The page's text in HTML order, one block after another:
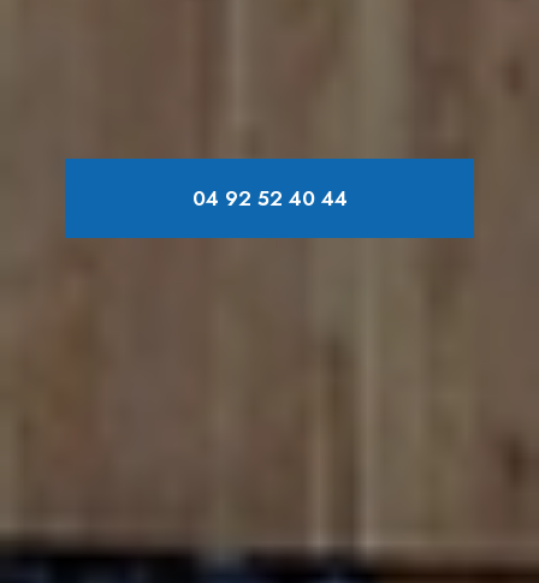
04 92 52 40 44